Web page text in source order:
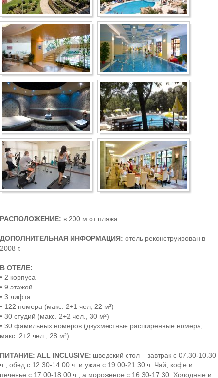
РАСПОЛОЖЕНИЕ: в 200 м от пляжа.
ДОПОЛНИТЕЛЬНАЯ ИНФОРМАЦИЯ: отель реконструирован в
2008 г.
В ОТЕЛЕ:
• 2 корпуса
• 9 этажей
• 3 лифта
• 122 номера (макс. 2+1 чел, 22 м²)
• 30 студий (макс. 2+2 чел., 30 м²)
• 30 фамильных номеров (двухместные расширенные номера,
макс. 2+2 чел., 28 м²).
ПИТАНИЕ: ALL INCLUSIVE: шведский стол – завтрак с 07.30-10.30
ч., обед с 12.30-14.00 ч. и ужин с 19.00-21.30 ч. Чай, кофе и
печенье с 17.00-18.00 ч., а мороженое с 16.30-17.30. Холодные и
Банско
Пампорово
Боровец